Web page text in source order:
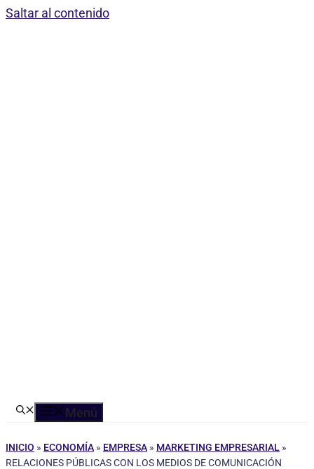
Saltar al contenido
Menú
INICIO » ECONOMÍA » EMPRESA » MARKETING EMPRESARIAL »
RELACIONES PÚBLICAS CON LOS MEDIOS DE COMUNICACIÓN